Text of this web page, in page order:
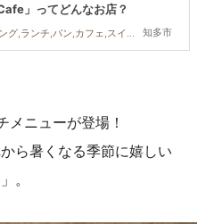
知多市
」ってどんなお店？
モーニング,ランチ,パン,カフェ,スイーツ,テイクアウト,開店
ニューが登場！
ら暑くなる季節に嬉しい
。